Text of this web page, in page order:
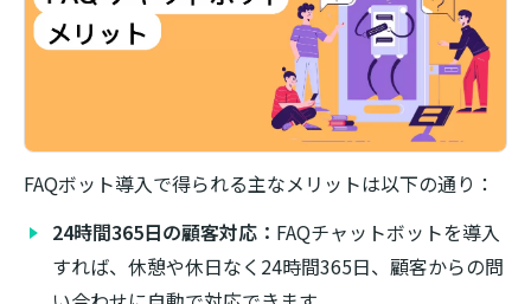
FAQボット導入で得られる主なメリットは以下の通り：
24時間365日の顧客対応： FAQチャットボットを導入
すれば、休憩や休日なく24時間365日、顧客からの問